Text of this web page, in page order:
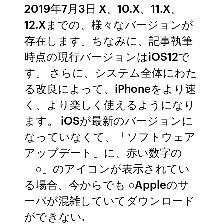
2019年7月3日 X、10.X、11.X、
12.Xまでの、様々なバージョンが
存在します。ちなみに、記事執筆
時点の現行バージョンはiOS12で
す。 さらに、システム全体にわた
る改良によって、iPhoneをより速
く、より楽しく使えるようになり
ます。 iOSが最新のバージョンに
なっていなくて、「ソフトウェア
アップデート」に、赤い数字の
「○」のアイコンが表示されてい
る場合、今からでも ○Appleのサ
ーバが混雑していてダウンロード
ができない.